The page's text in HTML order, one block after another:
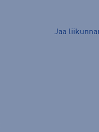
Jaa